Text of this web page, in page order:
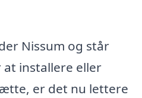
Nissum og står
installere eller
er det nu lettere